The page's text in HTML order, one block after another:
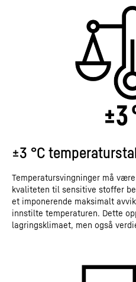
±3 °C
Temperatursvingninger må
kvaliteten til sensitive stoffer
et imponerende maksimalt
innstilte temperaturen. Dette
lagringsklimaet, men også